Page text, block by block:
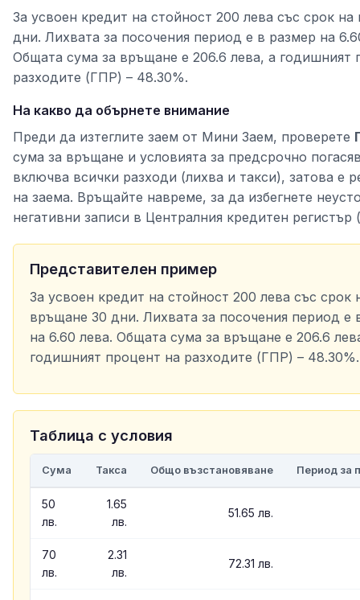
За усвоен кредит на стойност 200 лева със срок
дни. Лихвата за посочения период е в размер на
Общата сума за връщане е 206.6 лева, а годишният
разходите (ГПР) – 48.30%.
На какво да обърнете внимание
Преди да изтеглите заем от Мини Заем, проверете
сума за връщане и условията за предсрочно
включва всички разходи (лихва и такси), затова е
на заема. Връщайте навреме, за да избегнете
негативни записи в Централния кредитен регистър
Представителен пример
За усвоен кредит на стойност 200 лева със срок
връщане 30 дни. Лихвата за посочения период е
на 6.60 лева. Общата сума за връщане е 206.6
годишният процент на разходите (ГПР) – 48.30%.
Таблица с условия
Сума Такса Общо възстановяване Период за
50
лв.
1.65
лв.
51.65 лв.
70
лв.
2.31
лв.
72.31 лв.